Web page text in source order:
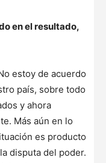
en el resultado,
estoy de acuerdo
país, sobre todo
y ahora
Más aún en lo
es producto
disputa del poder.